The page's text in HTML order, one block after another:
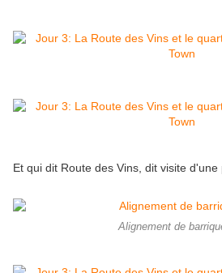
Et qui dit Route des Vins, dit visite d'une
Alignement de